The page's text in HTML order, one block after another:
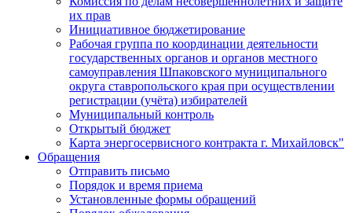
их прав
Инициативное бюджетирование
Рабочая группа по координации деятельности
государственных органов и органов местного
самоуправления Шпаковского муниципального
округа ставропольского края при осуществлении
регистрации (учёта) избирателей
Муниципальный контроль
Открытый бюджет
Карта энергосервисного контракта г. Михайловск"
Обращения
Отправить письмо
Порядок и время приема
Установленные формы обращений